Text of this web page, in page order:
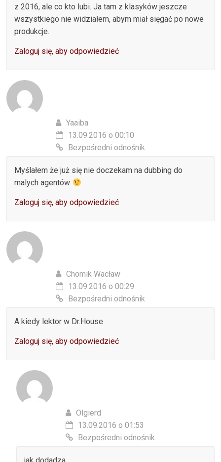
z 2016, ale co kto lubi. Ja tam z klasyków jeszcze
wszystkiego nie widziałem, abym miał sięgać po nowe
produkcje.
Zaloguj się, aby odpowiedzieć
Yaaiba
13.09.2016 o 00:10
Bezpośredni odnośnik
Myślałem że już się nie doczekam na dubbing do
malych agentów
Zaloguj się, aby odpowiedzieć
Chomik Wacław
13.09.2016 o 00:29
Bezpośredni odnośnik
A kiedy lektor w Dr.House
Zaloguj się, aby odpowiedzieć
Olgierd
13.09.2016 o 01:53
Bezpośredni odnośnik